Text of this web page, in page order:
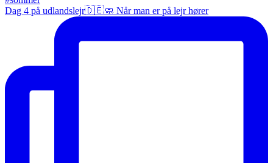
Dag 4 på udlandslejr🇩🇪🧼 Når man er på lejr hører